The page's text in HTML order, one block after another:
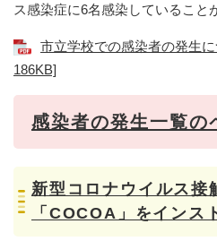
ス感染症に6名感染していること
市立学校での感染者の発生
186KB]
感染者の発生一覧の
新型コロナウイルス接
「COCOA」をインス